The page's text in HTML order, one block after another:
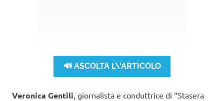
🔊 ASCOLTA L\'ARTICOLO
Veronica Gentili , giornalista e conduttrice di “Stasera